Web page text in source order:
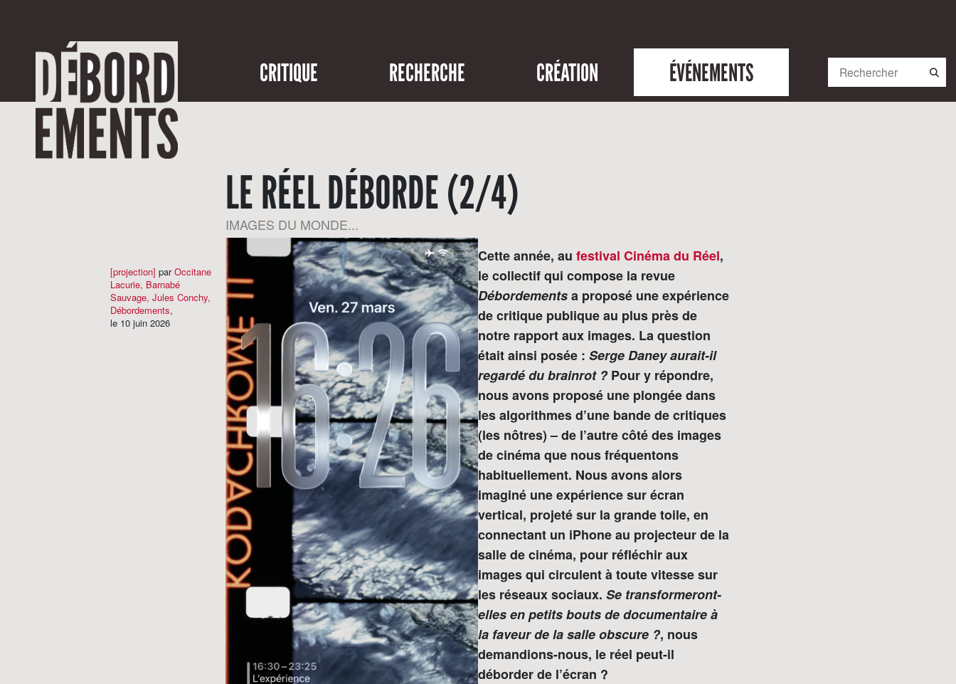
CRITIQUE RECHERCHE CRÉATION ÉVÉNEMENTS
LE RÉEL DÉBORDE (2/4)
IMAGES DU MONDE...
[projection] parOccitane
Lacurie, Barnabé
Sauvage, Jules Conchy,
Débordements,
le 10 juin 2026
Cette année, au festival Cinéma du Réel,
le collectif qui compose la revue
Débordementsa proposé une expérience
de critique publique au plus près de
notre rapport aux images. La question
était ainsi posée : Serge Daney aurait-il
regardé du brainrot ?Pour y répondre,
nous avons proposé une plongée dans
les algorithmes d’une bande de critiques
(les nôtres) – de l’autre côté des images
de cinéma que nous fréquentons
habituellement. Nous avons alors
imaginé une expérience sur écran
vertical, projeté sur la grande toile, en
connectant un iPhone au projecteur de la
salle de cinéma, pour réfléchir aux
images qui circulent à toute vitesse sur
les réseaux sociaux. Se transformeront-
elles en petits bouts de documentaire à
la faveur de la salle obscure ?, nous
demandions-nous, le réel peut-il
déborder de l’écran ?